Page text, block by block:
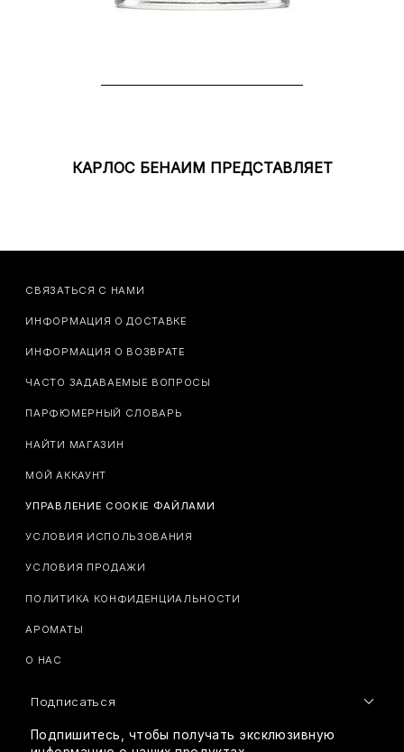
КАРЛОС БЕНАИМ ПРЕДСТАВЛЯЕТ
СВЯЗАТЬСЯ С НАМИ
ИНФОРМАЦИЯ О ДОСТАВКЕ
ИНФОРМАЦИЯ О ВОЗВРАТЕ
ЧАСТО ЗАДАВАЕМЫЕ ВОПРОСЫ
ПАРФЮМЕРНЫЙ СЛОВАРЬ
НАЙТИ МАГАЗИН
МОЙ АККАУНТ
УПРАВЛЕНИЕ COOKIE ФАЙЛАМИ
УСЛОВИЯ ИСПОЛЬЗОВАНИЯ
УСЛОВИЯ ПРОДАЖИ
ПОЛИТИКА КОНФИДЕНЦИАЛЬНОСТИ
АРОМАТЫ
О НАС
Подписаться
Подпишитесь, чтобы получать эксклюзивную